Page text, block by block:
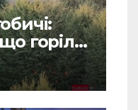
горіло